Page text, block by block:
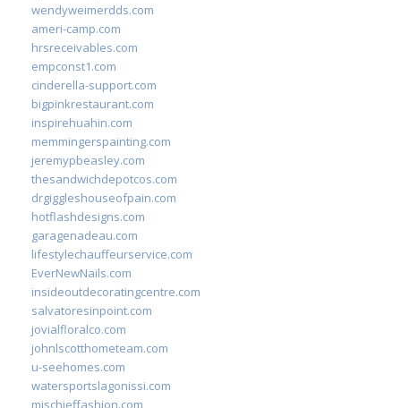
wendyweimerdds.com
ameri-camp.com
hrsreceivables.com
empconst1.com
cinderella-support.com
bigpinkrestaurant.com
inspirehuahin.com
memmingerspainting.com
jeremypbeasley.com
thesandwichdepotcos.com
drgiggleshouseofpain.com
hotflashdesigns.com
garagenadeau.com
lifestylechauffeurservice.com
EverNewNails.com
insideoutdecoratingcentre.com
salvatoresinpoint.com
jovialfloralco.com
johnlscotthometeam.com
u-seehomes.com
watersportslagonissi.com
mischieffashion.com